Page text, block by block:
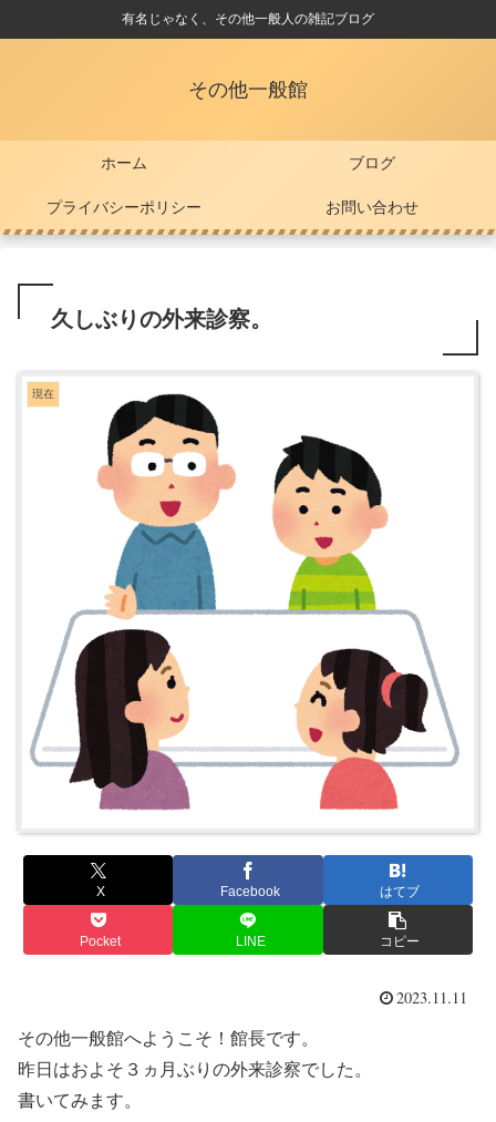
有名じゃなく、その他一般人の雑記ブログ
その他一般館
ホーム ブログ
プライバシーポリシー お問い合わせ
久しぶりの外来診察。
現在
X Facebook はてブ
Pocket LINE コピー
2023.11.11
その他一般館へようこそ！館長です。
昨日はおよそ３ヵ月ぶりの外来診察でした。
書いてみます。